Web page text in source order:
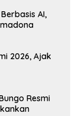
AI,
2026, Ajak
Resmi